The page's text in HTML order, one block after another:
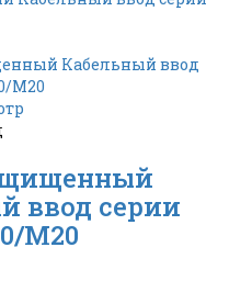
ввод серии
M20